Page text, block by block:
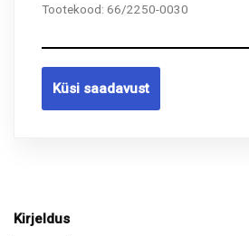
Tootekood: 66/2250-0030
Küsi saadavust
Kirjeldus